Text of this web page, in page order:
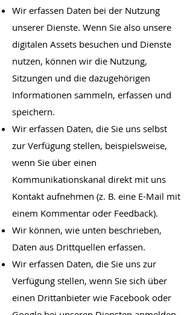
Wir erfassen Daten bei der Nutzung
unserer Dienste. Wenn Sie also unsere
digitalen Assets besuchen und Dienste
nutzen, können wir die Nutzung,
Sitzungen und die dazugehörigen
Informationen sammeln, erfassen und
speichern.
Wir erfassen Daten, die Sie uns selbst
zur Verfügung stellen, beispielsweise,
wenn Sie über einen
Kommunikationskanal direkt mit uns
Kontakt aufnehmen (z. B. eine E-Mail mit
einem Kommentar oder Feedback).
Wir können, wie unten beschrieben,
Daten aus Drittquellen erfassen.
Wir erfassen Daten, die Sie uns zur
Verfügung stellen, wenn Sie sich über
einen Drittanbieter wie Facebook oder